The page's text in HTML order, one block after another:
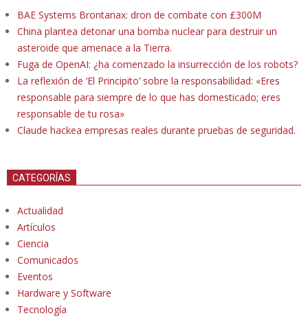
BAE Systems Brontanax: dron de combate con £300M
China plantea detonar una bomba nuclear para destruir un
asteroide que amenace a la Tierra.
Fuga de OpenAI: ¿ha comenzado la insurrección de los robots?
La reflexión de ‘El Principito’ sobre la responsabilidad: «Eres
responsable para siempre de lo que has domesticado; eres
responsable de tu rosa»
Claude hackea empresas reales durante pruebas de seguridad.
CATEGORÍAS
Actualidad
Artículos
Ciencia
Comunicados
Eventos
Hardware y Software
Tecnología